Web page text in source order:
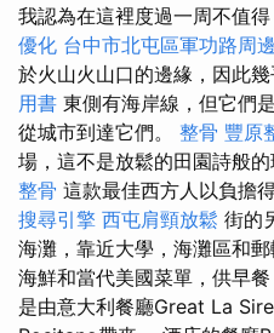
我認為在這裡度過一周不值得
優化 台中市北屯區軍功路周
於火山火山口的邊緣，因此幾
用書 東側有海岸線，但它們
從城市到達它們。 整骨 豐原
場，這不是放鬆的田園詩般的
整骨 這款最佳西方人以負擔
搜尋引擎 西屯肩頸放鬆 街的
海灘，靠近大學，海灘區和
海鮮和當代美國菜單，供早
是由意大利餐廳Great La